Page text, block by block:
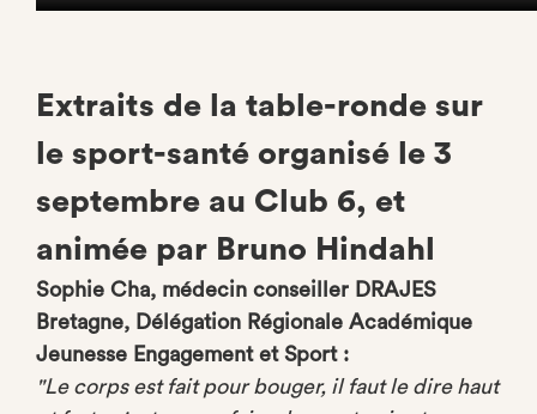
Extraits de la table-ronde sur
le sport-santé organisé le 3
septembre au Club 6, et
animée par Bruno Hindahl
Sophie Cha, médecin conseiller DRAJES
Bretagne, Délégation Régionale Académique
Jeunesse Engagement et Sport :
"Le corps est fait pour bouger, il faut le dire haut